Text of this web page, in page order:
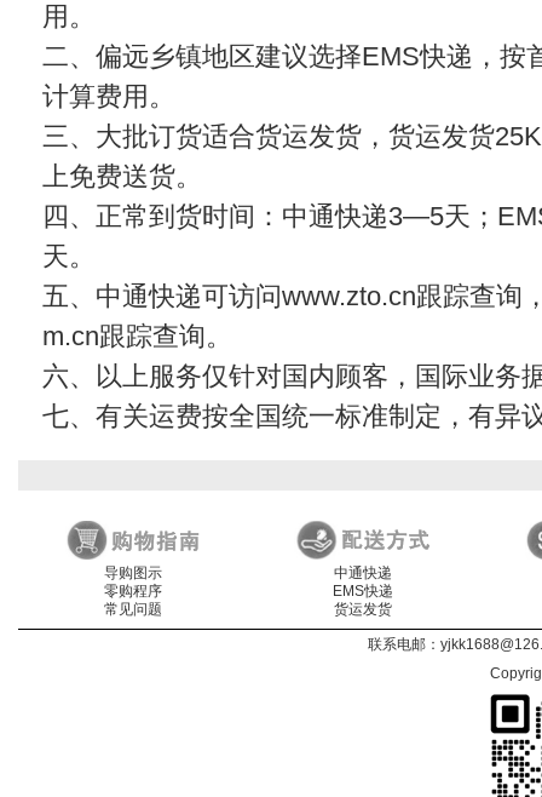
用。
二、偏远乡镇地区建议选择EMS快递，按
计算费用。
三、大批订货适合货运发货，货运发货
上免费送货。
四、正常到货时间：中通快递3—5天；
天。
五、中通快递可访问www.zto.cn跟踪查询
m.cn跟踪查询。
六、以上服务仅针对国内顾客，国际业务
七、有关运费按全国统一标准制定，有异
导购图示
零购程序
常见问题
中通快递
EMS快递
货运发货
联系电邮：